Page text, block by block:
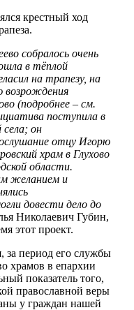
крестный ход
собралось очень
в тёплой
на трапезу, на
возрождения
(подробнее – см.
поступила в
он
отцу Игорю
храм в Глухово
области.
желанием и
довести дело до
Николаевич Губин,
этот проект.
за период его службы
храмов в епархии
показатель того,
православной веры
у граждан нашей